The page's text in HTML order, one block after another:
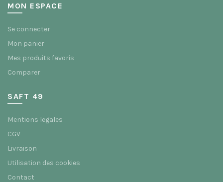
MON ESPACE
Se connecter
Mon panier
Mes produits favoris
Comparer
SAFT 49
Mentions legales
CGV
Livraison
Utilisation des cookies
Contact